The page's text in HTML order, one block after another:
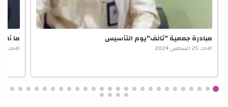
مبادرة جمعية "تالف"يوم التأسيس
الاحد، 25 اغسطس 2024
ما
الاحد، 25 اغسطس 2024